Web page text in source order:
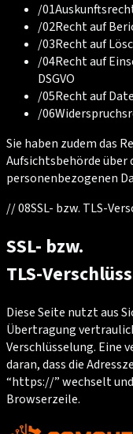
/01
/02Recht auf
/03Recht auf
/04Recht auf
DSGVO
/05Recht auf
/06
Sie haben zudem das
Aufsichtsbehörde
personenbezogenen
//08SSL- bzw. TLS-
SSL- bzw.
TLS-
Diese Seite nutzt aus
Übertragung
Verschlüsselung. Eine
daran, dass die
“https://” wechselt
Browserzeile.